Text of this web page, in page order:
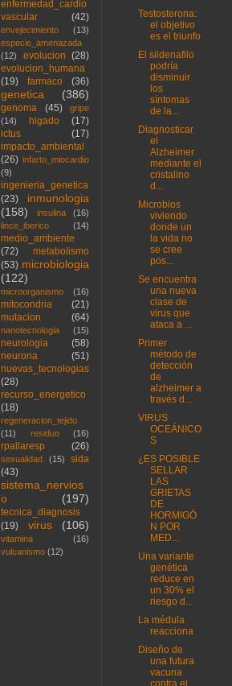
enfermedad_cardio
vascular
(42)
envejecimiento
(13)
especie_amenazada
(12)
evolucion (28)
evolucion_humana
(19)
farmaco (36)
genetica (386)
genoma (45)
gripe
(14)
higado
(17)
ictus
(17)
impacto_ambiental
(26) infarto_miocardio
(9)
ingenieria_genetica
(23)
inmunologia
(158)
insulina
(16)
lince_iberico
(14)
medio_ambiente
(72)
metabolismo
(53) microbiologia
(122)
microorganismo (16)
mitocondria
(21)
mutacion
(64)
nanotecnologia (15)
neurologia
(58)
neurona
(51)
nuevas_tecnologias
(28)
recurso_energetico
(18)
regeneracion_tejido
(11)
residuo (16)
rpallaresp (26)
sexualidad (15)
sida
(43)
sistema_nervios
o
(197)
tecnica_diagnosis
(19)
virus (106)
vitamina
(16)
vulcanismo (12)
Testosterona:
el objetivo
es el triunfo
El sildenafilo
podría
disminuir
los
síntomas
de la...
Diagnosticar
el
Alzheimer
mediante el
cristalino
d...
Microbios
viviendo
donde un
la vida no
se cree
pos...
Se encuentra
una nueva
clase de
virus que
ataca a ...
Primer
método de
detección
de
alzheimer a
través d...
VIRUS
OCEÁNICO
S
¿ES POSIBLE
SELLAR
LAS
GRIETAS
DE
HORMIGÓ
N POR
MED...
Una variante
genética
reduce en
un 30% el
riesgo d...
La médula
reacciona
Diseño de
una futura
vacuna
contra el